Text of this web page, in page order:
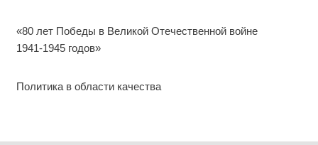
«80 лет Победы в Великой Отечественной войне
1941-1945 годов»
Политика в области качества